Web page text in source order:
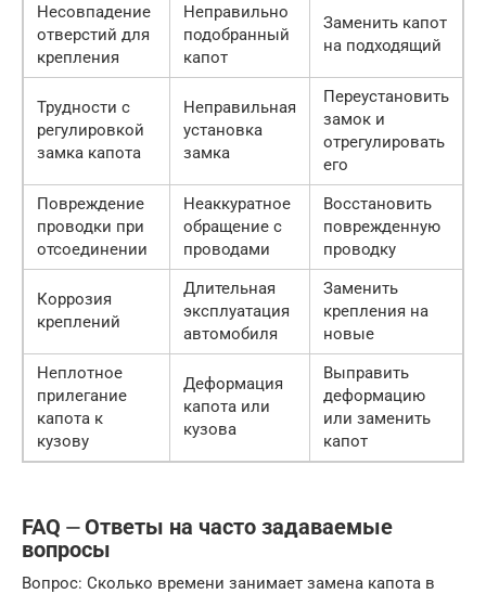
Несовпадение
отверстий для
крепления
Неправильно
подобранный
капот
Заменить капот
на подходящий
Трудности с
регулировкой
замка капота
Неправильная
установка
замка
Переустановить
замок и
отрегулировать
его
Повреждение
проводки при
отсоединении
Неаккуратное
обращение с
проводами
Восстановить
поврежденную
проводку
Коррозия
креплений
Длительная
эксплуатация
автомобиля
Заменить
крепления на
новые
Неплотное
прилегание
капота к
кузову
Деформация
капота или
кузова
Выправить
деформацию
или заменить
капот
FAQ ⏤ Ответы на часто задаваемые
вопросы
Вопрос: Сколько времени занимает замена капота в